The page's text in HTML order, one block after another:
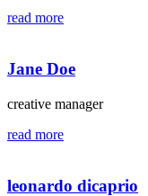
read more
Jane Doe
creative manager
read more
leonardo dicaprio